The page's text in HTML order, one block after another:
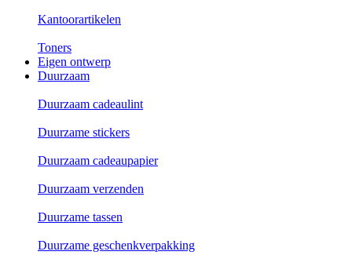
Kantoorartikelen
Toners
Eigen ontwerp
Duurzaam
Duurzaam cadeaulint
Duurzame stickers
Duurzaam cadeaupapier
Duurzaam verzenden
Duurzame tassen
Duurzame geschenkverpakking